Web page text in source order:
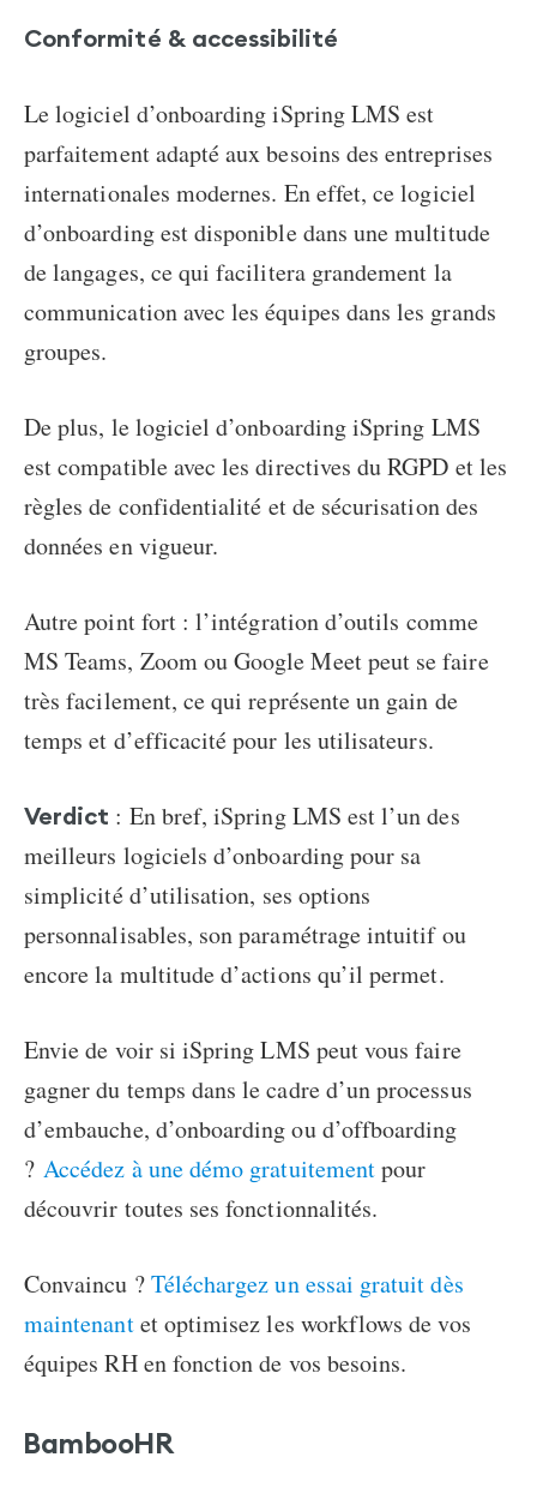
Conformité & accessibilité
Le logiciel d’onboarding iSpring LMS est
parfaitement adapté aux besoins des entreprises
internationales modernes. En effet, ce logiciel
d’onboarding est disponible dans une multitude
de langages, ce qui facilitera grandement la
communication avec les équipes dans les grands
groupes.
De plus, le logiciel d’onboarding iSpring LMS
est compatible avec les directives du RGPD et les
règles de confidentialité et de sécurisation des
données en vigueur.
Autre point fort : l’intégration d’outils comme
MS Teams, Zoom ou Google Meet peut se faire
très facilement, ce qui représente un gain de
temps et d’efficacité pour les utilisateurs.
Verdict : En bref, iSpring LMS est l’un des
meilleurs logiciels d’onboarding pour sa
simplicité d’utilisation, ses options
personnalisables, son paramétrage intuitif ou
encore la multitude d’actions qu’il permet.
Envie de voir si iSpring LMS peut vous faire
gagner du temps dans le cadre d’un processus
d’embauche, d’onboarding ou d’offboarding
?Accédez à une démo gratuitementpour
découvrir toutes ses fonctionnalités.
Convaincu ?Téléchargez un essai gratuit dès
maintenantet optimisez les workflows de vos
équipes RH en fonction de vos besoins.
BambooHR